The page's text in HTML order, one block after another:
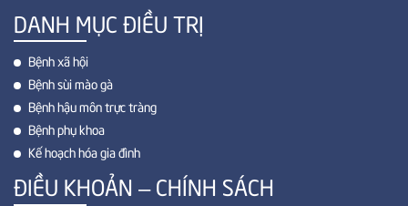
DANH MỤC ĐIỀU TRỊ
Bệnh xã hội
Bệnh sùi mào gà
Bệnh hậu môn trực tràng
Bệnh phụ khoa
Kế hoạch hóa gia đình
ĐIỀU KHOẢN – CHÍNH SÁCH